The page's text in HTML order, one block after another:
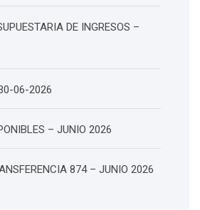
DE INGRESOS –
06-2026
– JUNIO 2026
874 – JUNIO 2026